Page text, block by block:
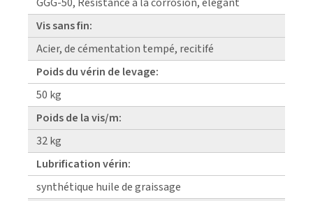
Vis sans fin:
Acier, de cémentation tempé, recitifé
Poids du vérin de levage:
50 kg
Poids de la vis/m:
32 kg
Lubrification vérin:
synthétique huile de graissage